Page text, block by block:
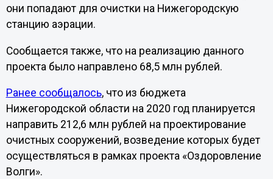
они попадают для очистки на Нижегородскую
станцию аэрации.
Сообщается также, что на реализацию данного
проекта было направлено 68,5 млн рублей.
Ранее сообщалось, что из бюджета
Нижегородской области на 2020 год планируется
направить 212,6 млн рублей на проектирование
очистных сооружений, возведение которых будет
осуществляться в рамках проекта «Оздоровление
Волги».